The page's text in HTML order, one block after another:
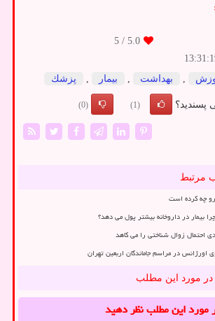
5.0
/ 5
, بهداشت , بیمار , پزشك
پسندید؟ (1)
(0)
مرتبط
چه کرده است
بیمار در داروخانه بیشتر پول می دهد؟
احتمال زوال شناختی را می کاهد
اورژانس در مراسم جاماندگان اربعین تهران
در مورد این مطلب
مورد این مطلبنظر دهید